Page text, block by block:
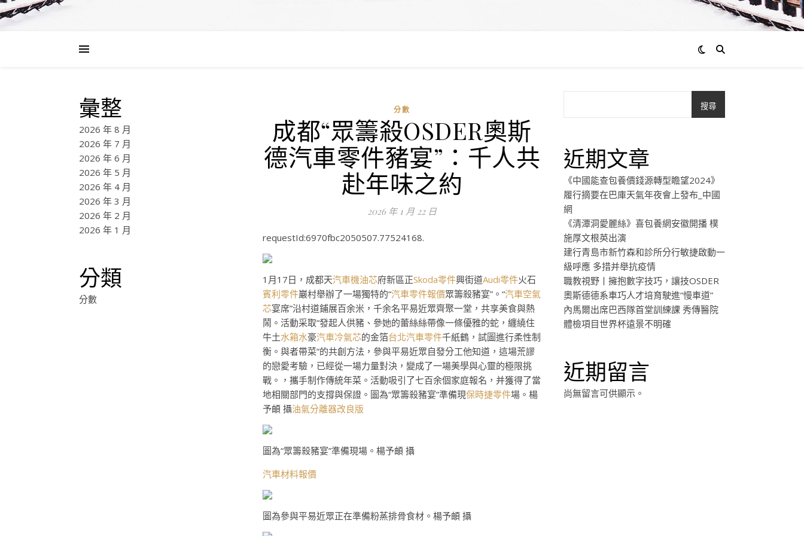
彙整
2026 年 8 月
2026 年 7 月
2026 年 6 月
2026 年 5 月
2026 年 4 月
2026 年 3 月
2026 年 2 月
2026 年 1 月
分類
分數
分數
成都“眾籌殺OSDER奧斯
德汽車零件豬宴”：千人共
赴年味之約
2026 年 1 月 22 日
requestId:6970fbc2050507.77524168.
1月17日，成都天汽車機油芯府新區正Skoda零件興街道Audi零件火石
賓利零件巖村舉辦了一場獨特的“汽車零件報價眾籌殺豬宴”。“汽車空氣
芯宴席”沿村道鋪展百余米，千余名平易近眾齊聚一堂，共享美食與熱
鬧。活動采取“發起人供豬、參她的蕾絲絲帶像一條優雅的蛇，纏繞住
牛土水箱水豪汽車冷氣芯的金箔台北汽車零件千紙鶴，試圖進行柔性制
衡。與者帶菜”的共創方法，參與平易近眾自發分工他知道，這場荒謬
的戀愛考驗，已經從一場力量對決，變成了一場美學與心靈的極限挑
戰。，攜手制作傳統年菜。活動吸引了七百余個家庭報名，并獲得了當
地相關部門的支撐與保證。圖為“眾籌殺豬宴”準備現保時捷零件場。楊
予頔 攝油氣分離器改良版
圖為“眾籌殺豬宴”準備現場。楊予頔 攝
汽車材料報價
圖為參與平易近眾正在準備粉蒸排骨食材。楊予頔 攝
搜尋
近期文章
《中國能查包養價錢源轉型瞻望2024》
履行摘要在巴庫天氣年夜會上發布_中國
網
《清潭洞愛麗絲》喜包養網安徽開播 樸
施厚文根英出演
建行青島市新竹森和診所分行敏捷啟動一
級呼應 多措并舉抗疫情
職教視野丨擁抱數字技巧，讓技OSDER
奧斯德德系車巧人才培育駛進“慢車道”
內馬爾出席巴西隊首堂訓練課 秀傳醫院
體檢項目世界杯遠景不明確
近期留言
尚無留言可供顯示。